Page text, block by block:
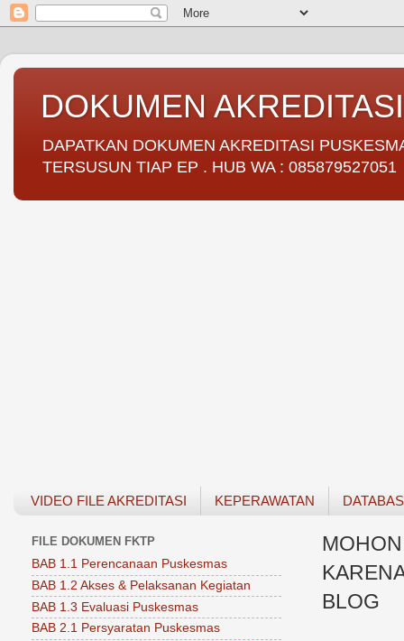
DOKUMEN
DAPATKAN DOKUMEN AKREDITASI
TERSUSUN TIAP EP . HUB WA : 085879527051
VIDEO FILE AKREDITASI KEPERAWATAN
BLOG
FILE DOKUMEN FKTP
BAB 1.1 Perencanaan Puskesmas
BAB 1.2 Akses & Pelaksanan Kegiatan
BAB 1.3 Evaluasi Puskesmas
BAB 2.1 Persyaratan Puskesmas